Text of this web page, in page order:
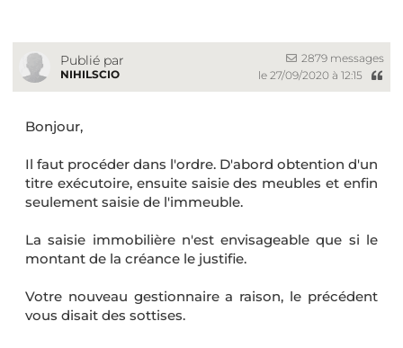
Publié par
NIHILSCIO
2879 messages
le 27/09/2020 à 12:15
Bonjour,
Il faut procéder dans l'ordre. D'abord obtention d'un
titre exécutoire, ensuite saisie des meubles et enfin
seulement saisie de l'immeuble.
La saisie immobilière n'est envisageable que si le
montant de la créance le justifie.
Votre nouveau gestionnaire a raison, le précédent
vous disait des sottises.